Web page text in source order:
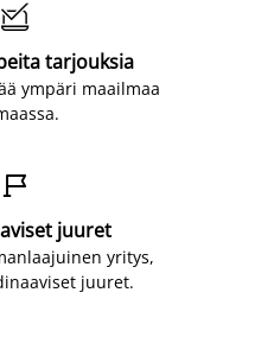

tarjouksia
ympäri maailmaa

juuret
yritys,
juuret.